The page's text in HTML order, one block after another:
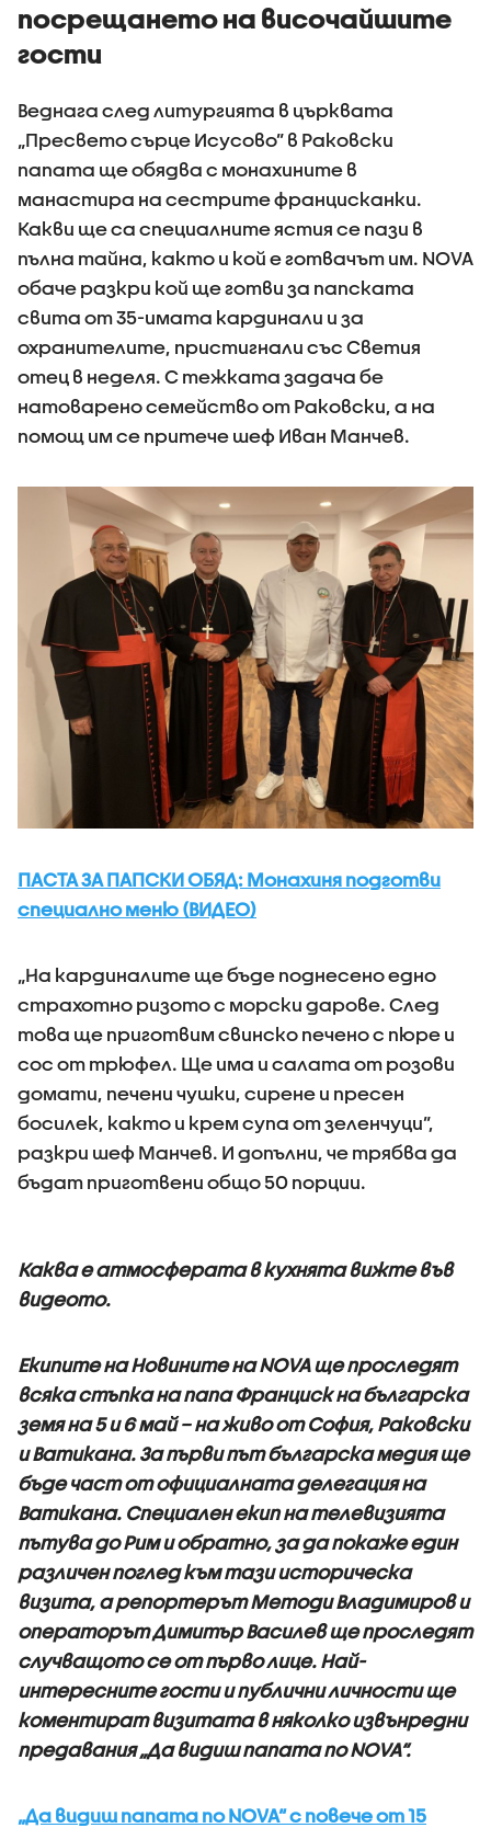
посрещането на височайшите
гости
Веднага след литургията в църквата
„Пресвето сърце Исусово” в Раковски
папата ще обядва с монахините в
манастира на сестрите францисканки.
Какви ще са специалните ястия се пази в
пълна тайна, както и кой е готвачът им. NOVA
обаче разкри кой ще готви за папската
свита от 35-имата кардинали и за
охранителите, пристигнали със Светия
отец в неделя. С тежката задача бе
натоварено семейство от Раковски, а на
помощ им се притече шеф Иван Манчев.
ПАСТА ЗА ПАПСКИ ОБЯД: Монахиня подготви
специално меню (ВИДЕО)
„На кардиналите ще бъде поднесено едно
страхотно ризото с морски дарове. След
това ще приготвим свинско печено с пюре и
сос от трюфел. Ще има и салата от розови
домати, печени чушки, сирене и пресен
босилек, както и крем супа от зеленчуци”,
разкри шеф Манчев. И допълни, че трябва да
бъдат приготвени общо 50 порции.
Каква е атмосферата в кухнята вижте във
видеото.
Екипите на Новините на NOVA ще проследят
всяка стъпка на папа Франциск на българска
земя на 5 и 6 май – на живо от София, Раковски
и Ватикана. За първи път българска медия ще
бъде част от официалната делегация на
Ватикана. Специален екип на телевизията
пътува до Рим и обратно, за да покаже един
различен поглед към тази историческа
визита, а репортерът Методи Владимиров и
операторът Димитър Василев ще проследят
случващото се от първо лице. Най-
интересните гости и публични личности ще
коментират визитата в няколко извънредни
предавания „Да видиш папата по NOVA“.
„Да видиш папата по NOVA“ с повече от 15